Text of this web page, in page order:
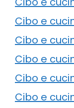
Cibo e
Cibo e
Cibo e
Cibo e
Cibo e